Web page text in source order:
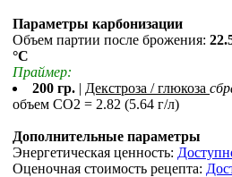
Параметры карбонизации
Объем партии после брожения:
°С
Праймер:
200 гр. | Декстроза / глюкоза
объем СO2 = 2.82 (5.64 г/л)
Дополнительные параметры
Энергетическая ценность:
Оценочная стоимость рецепта: